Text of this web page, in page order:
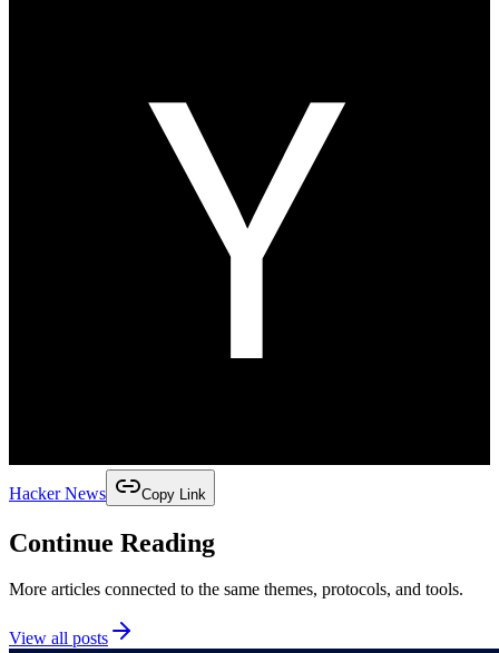
Hacker News Copy Link
Continue Reading
More articles connected to the same themes, protocols, and tools.
View all posts